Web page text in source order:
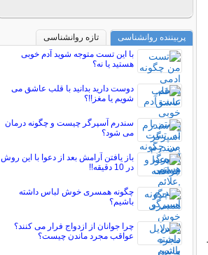
پربیننده روانشناسی
تازه روانشناسی
با این تست متوجه شوید آدم خوبی
هستید یا نه؟
دوست دارید بدانید با قلب عاشق می
شویم یا مغز!!؟
سندرم آسپرگر چیست و چگونه درمان
می شود؟
باز یافتن آرامش بعد از دعوا با این روش
در 10 دقیقه!!
چگونه همسری خوش لباس داشته
باشیم؟
چرا جوانان از ازدواج فرار می کنند؟
عواقب مجرد ماندن چیست؟